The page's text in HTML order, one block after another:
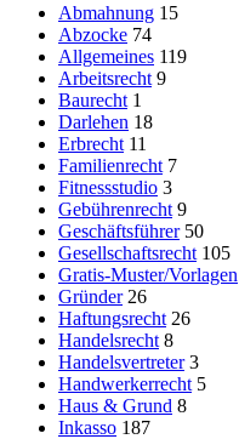
Abmahnung 15
Abzocke 74
Allgemeines 119
Arbeitsrecht 9
Baurecht 1
Darlehen 18
Erbrecht 11
Familienrecht 7
Fitnessstudio 3
Gebührenrecht 9
Geschäftsführer 50
Gesellschaftsrecht 105
Gratis-Muster/Vorlagen
Gründer 26
Haftungsrecht 26
Handelsrecht 8
Handelsvertreter 3
Handwerkerrecht 5
Haus & Grund 8
Inkasso 187